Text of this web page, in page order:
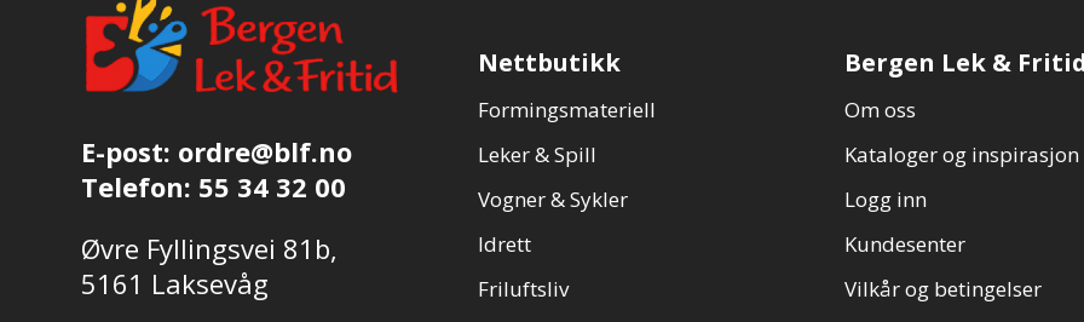
E-post: ordre@blf.no
Telefon: 55 34 32 00
Øvre Fyllingsvei 81b,
5161 Laksevåg
Nettbutikk
Formingsmateriell
Leker & Spill
Vogner & Sykler
Idrett
Friluftsliv
Bergen Lek &
Om oss
Kataloger og inspirasjon
Logg inn
Kundesenter
Vilkår og betingelser